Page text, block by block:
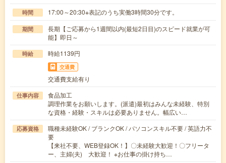
時間 17:00～20:30※表記のうち実働3時間30分です。
期間
長期【ご応募から1週間以内(最短2日目)のスピード就業が可
能】即日～
時給 時給1139円
交通費
交通費支給有り
仕事内容
食品加工
調理作業をお願いします。(派遣)最初はみんな未経験、特別
な資格・経験・スキルは必要ありません。幅広い…
応募資格
職種未経験OK / ブランクOK / パソコンスキル不要 / 英語力不
要
【来社不要、WEB登録OK！】〇未経験大歓迎！〇フリータ
ー、主婦(夫) 大歓迎！ ※お仕事の掛け持ち…